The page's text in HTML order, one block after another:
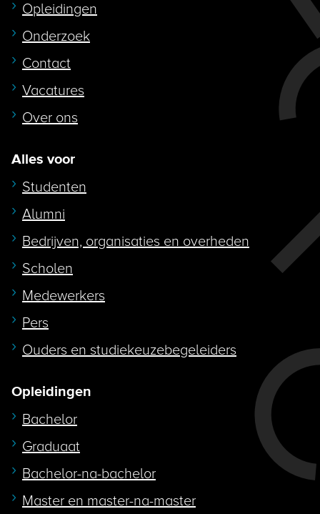
Opleidingen
Onderzoek
Contact
Vacatures
Over ons
Alles voor
Studenten
Alumni
Bedrijven, organisaties en overheden
Scholen
Medewerkers
Pers
Ouders en studiekeuzebegeleiders
Opleidingen
Bachelor
Graduaat
Bachelor-na-bachelor
Master en master-na-master